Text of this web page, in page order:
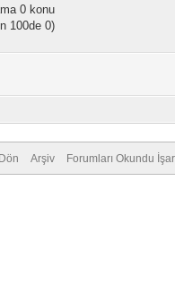
0 konu
100de 0)
Arşiv Forumları Okundu